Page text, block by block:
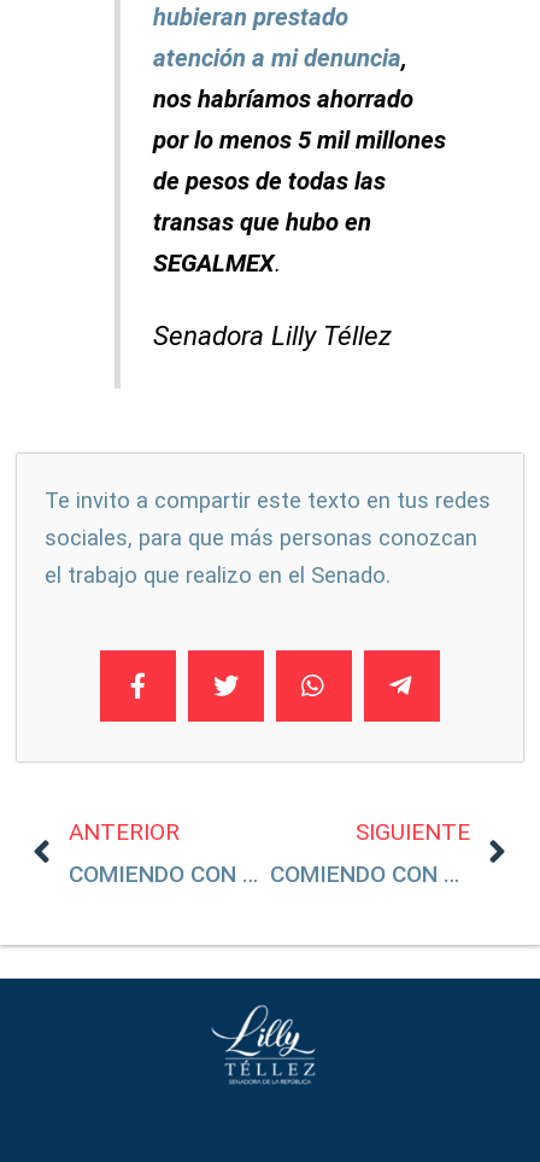
hubieran prestado
atención a mi denuncia,
nos habríamos ahorrado
por lo menos 5 mil millones
de pesos de todas las
transas que hubo en
SEGALMEX.
Senadora Lilly Téllez
Te invito a compartir este texto en tus redes
sociales, para que más personas conozcan
el trabajo que realizo en el Senado.
ANTERIOR
COMIENDO CON #17: LÓPEZ OBRADOR SOLO ES EXPERTO EN ABRIR LA BOCA PARA DECIR MENTIRAS
SIGUIENTE
COMIENDO CON #19: POR AUTORITARIO, AMLO QUIERE MILITARIZAR A MÉXICO CON UN DECRETAZO